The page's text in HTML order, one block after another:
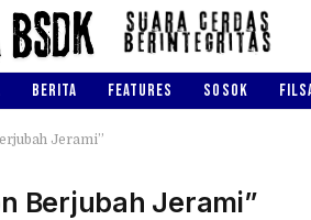
BERITA FEATURES SOSOK
Jerami”
Berjubah Jerami”